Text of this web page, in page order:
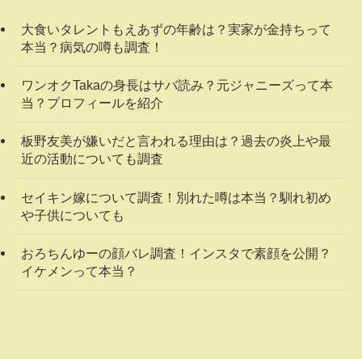
大食いタレントもえあずの年齢は？実家が金持ちって
本当？病気の噂も調査！
ワンオクTakaの身長はサバ読み？元ジャニーズって本
当？プロフィールを紹介
板野友美が嫌いだと言われる理由は？過去の炎上や最
近の活動についても調査
セイキン嫁について調査！別れた噂は本当？馴れ初め
や子供についても
おろちんゆーの顔バレ調査！インスタで素顔を公開？
イケメンって本当？